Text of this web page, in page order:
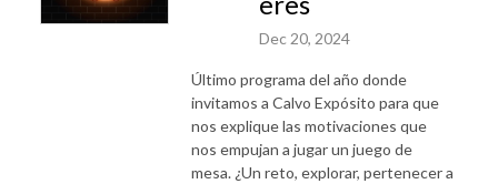
Dec 20, 2024
Último programa del año donde
invitamos a Calvo Expósito para que
nos explique las motivaciones que
nos empujan a jugar un juego de
mesa. ¿Un reto, explorar, pertenecer a